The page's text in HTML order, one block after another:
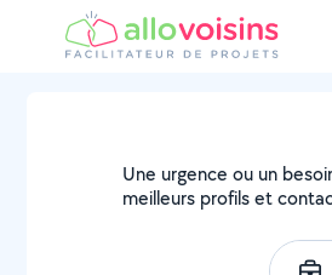
Une urgence ou un
meilleurs profils et